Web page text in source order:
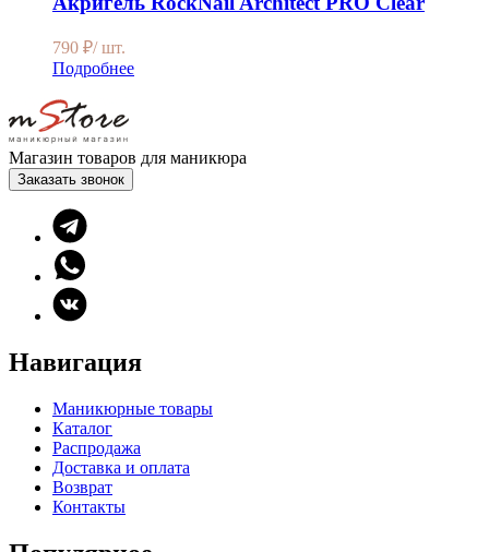
790 ₽/ шт.
Подробнее
Магазин товаров для маникюра
Заказать звонок
Навигация
Маникюрные товары
Каталог
Распродажа
Доставка и оплата
Возврат
Контакты